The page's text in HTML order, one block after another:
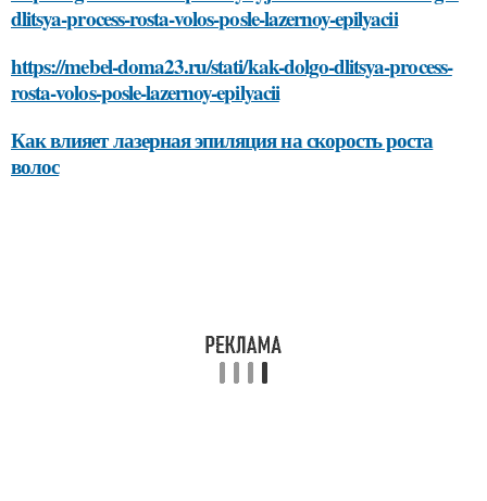
dlitsya-process-rosta-volos-posle-lazernoy-epilyacii
https://mebel-doma23.ru/stati/kak-dolgo-dlitsya-process-
rosta-volos-posle-lazernoy-epilyacii
Как влияет лазерная эпиляция на скорость роста
волос